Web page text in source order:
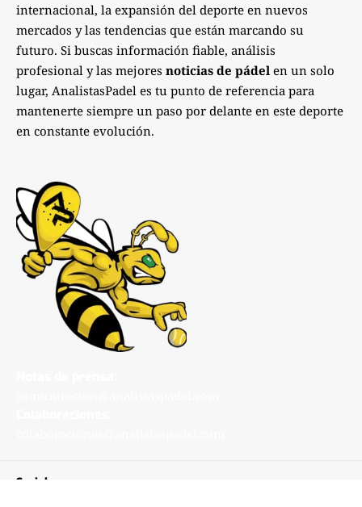
internacional, la expansión del deporte en nuevos
mercados y las tendencias que están marcando su
futuro. Si buscas información fiable, análisis
profesional y las mejores noticias de pádel en un solo
lugar, AnalistasPadel es tu punto de referencia para
mantenerte siempre un paso por delante en este deporte
en constante evolución.
Social